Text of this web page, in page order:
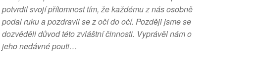
potvrdil svojí přítomnost tím, že každému z nás osobně
podal ruku a pozdravil se z očí do očí. Později jsme se
dozvěděli důvod této zvláštní činnosti. Vyprávěl nám o
jeho nedávné pouti…